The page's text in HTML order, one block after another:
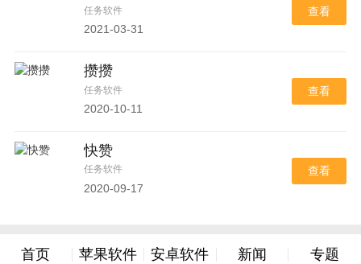
任务软件
2021-03-31
查看
攒攒
任务软件
2020-10-11
查看
快赞
任务软件
2020-09-17
查看
首页 苹果软件 安卓软件 新闻 专题